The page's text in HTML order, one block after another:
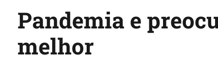
Pandemia e
melhor